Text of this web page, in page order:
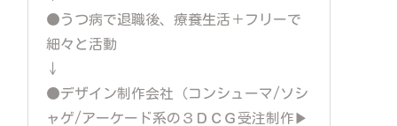
●うつ病で退職後、療養生活＋フリーで
細々と活動
↓
●デザイン制作会社（コンシューマ/ソシ
ャゲ/アーケード系の３ＤＣＧ受注制作▶